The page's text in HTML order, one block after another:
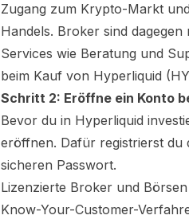
Zugang zum Krypto-Markt
Handels. Broker sind
Services wie Beratung und
beim Kauf von Hyperliquid
Schritt 2: Eröffne ein Konto
Bevor du in Hyperliquid
eröffnen. Dafür registrierst du
sicheren Passwort.
Lizenzierte Broker und
Know-Your-Customer-